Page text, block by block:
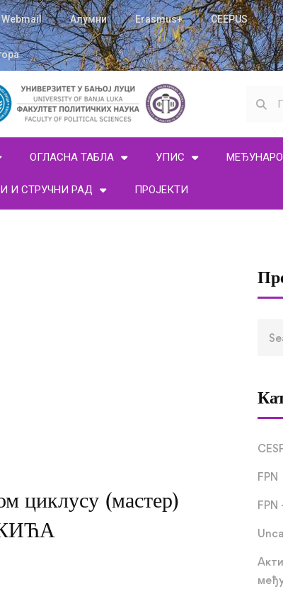
Webmail Алумни Erasmus+ CEEPUS
ОГЛАСНА ТАБЛА УПИС
И СТРУЧНИ РАД ПРОЈЕКТИ
циклусу (мастер)
FPN
FPN